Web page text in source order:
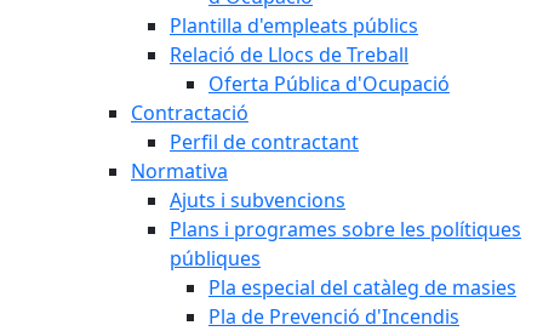
Plantilla d'empleats públics
Relació de Llocs de Treball
Oferta Pública d'Ocupació
Contractació
Perfil de contractant
Normativa
Ajuts i subvencions
Plans i programes sobre les polítiques
públiques
Pla especial del catàleg de masies
Pla de Prevenció d'Incendis